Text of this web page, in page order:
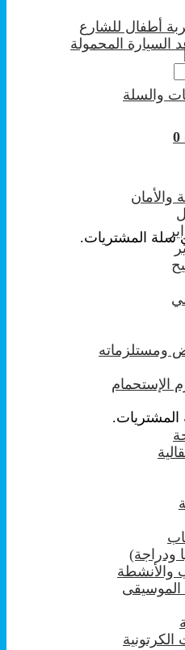
0
سلة المشتريات.
أطفال للشارع
المحمولة
والسلة
والأمان
ومستلزماته
الإستحمام
ودراجة)
والأنشطة
الموسيقى